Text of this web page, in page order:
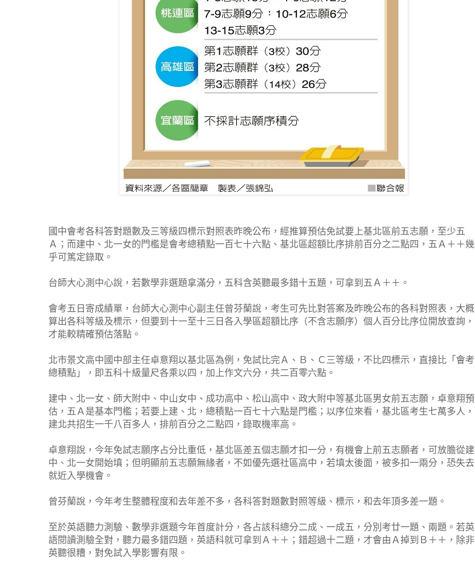
國中會考各科答對題數及三等級四標示對照表昨晚公布，經推算預估免試要上基北區前五志願，至少五
Ａ；而建中、北一女的門檻是會考總積點一百七十六點、基北區超額比序排前百分之二點四，五Ａ＋＋幾
乎可篤定錄取。
台師大心測中心說，若數學非選題拿滿分，五科含英聽最多錯十五題，可拿到五Ａ＋＋。
會考五日寄成績單，台師大心測中心副主任曾芬蘭說，考生可先比對答案及昨晚公布的各科對照表，大概
算出各科等級及標示，但要到十一至十三日各入學區超額比序（不含志願序）個人百分比序位開放查詢，
才能較精確預估落點。
北市景文高中國中部主任卓意翔以基北區為例，免試比完Ａ、Ｂ、Ｃ三等級，不比四標示，直接比「會考
總積點」，即五科十級量尺各乘以四，加上作文六分，共二百零六點。
建中、北一女、師大附中、中山女中、成功高中、松山高中、政大附中等基北區男女前五志願，卓意翔預
估，五Ａ是基本門檻；若要上建、北，總積點一百七十六點是門檻；以序位來看，基北區考生七萬多人，
建北共招生一千八百多人，排前百分之二點四，錄取機率高。
卓意翔說，今年免試志願序占分比重低，基北區差五個志願才扣一分，有機會上前五志願者，可放膽從建
中、北一女開始填；但明顯前五志願無緣者，不如優先選社區高中，若填太後面，被多扣一兩分，恐失去
就近入學機會。
曾芬蘭說，今年考生整體程度和去年差不多，各科答對題數對照等級、標示，和去年頂多差一題。
至於英語聽力測驗、數學非選題今年首度計分，各占該科總分二成、一成五，分別考廿一題、兩題。若英
語閱讀測驗全對，聽力最多錯四題，英語科就可拿到Ａ＋＋；錯超過十二題，才會由Ａ掉到Ｂ＋＋，除非
英聽很糟，對免試入學影響有限。